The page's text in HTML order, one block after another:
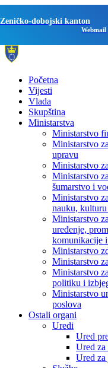
Zeničko-dobojski kanton
Webmail
Početna
Vijesti
Vlada
Skupština
Ministarstva
Ministarstvo
Ministarstvo
upravu
Ministarstvo
Ministarstvo
šumarstvo i
Ministarstvo
nauku,
Ministarstvo
uređenje,
komunikacije
Ministarstvo
Ministarstvo
Ministarstvo
politiku i
Ministarstvo
poslova
Ostali organi
Uredi
Ured
Ured
Ured za